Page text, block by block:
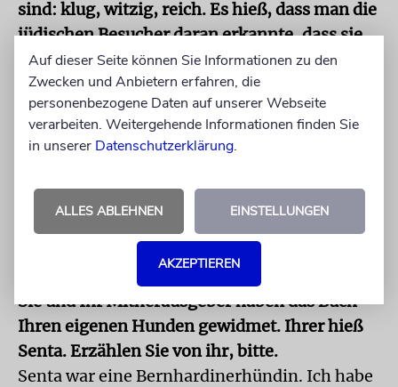
sind: klug, witzig, reich. Es hieß, dass man die
jüdischen Besucher daran erkannte, dass sie
für »tierlieb« stimmten.
Vor ein paar Wochen habe ich Cilly
Kugelmann getroffen, die
Programmdirektorin des Museums. Das Erste,
was sie mir sagte, war: »Ich hasse Hunde!«
Ich konnte sie trotzdem davon überzeugen,
eine Ausstellung zu diesem Thema zu
machen. In 18 Monaten wird es hoffentlich so
Sie und Ihr Mitherausgeber haben das Buch
Ihren eigenen Hunden gewidmet. Ihrer hieß
Senta. Erzählen Sie von ihr, bitte.
Senta war eine Bernhardinerhündin. Ich habe
Auf dieser Seite können Sie Informationen zu den
Zwecken und Anbietern erfahren, die
personenbezogene Daten auf unserer Webseite
verarbeiten. Weitergehende Informationen finden Sie
in unserer Datenschutzerklärung.
ALLES ABLEHNEN EINSTELLUNGEN
AKZEPTIEREN